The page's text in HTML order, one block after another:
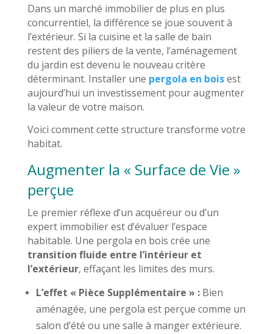
Dans un marché immobilier de plus en plus
concurrentiel, la différence se joue souvent à
l’extérieur. Si la cuisine et la salle de bain
restent des piliers de la vente, l’aménagement
du jardin est devenu le nouveau critère
déterminant. Installer une pergola en boisest
aujourd’hui un investissement pour augmenter
la valeur de votre maison.
Voici comment cette structure transforme votre
habitat.
Augmenter la « Surface de Vie »
perçue
Le premier réflexe d’un acquéreur ou d’un
expert immobilier est d’évaluer l’espace
habitable. Une pergola en bois crée une
transition fluide entre l’intérieur et
l’extérieur, effaçant les limites des murs.
L’effet « Pièce Supplémentaire » :Bien
aménagée, une pergola est perçue comme un
salon d’été ou une salle à manger extérieure.